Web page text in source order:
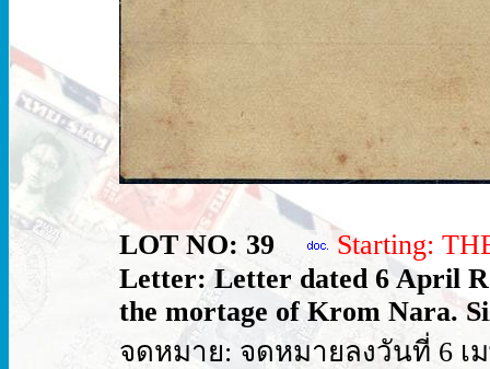
LOT NO: 39
Starting:
Letter: Letter dated 6 April
the mortage of Krom Nara.
จดหมาย: จดหมายลงวันที่ 6 เ